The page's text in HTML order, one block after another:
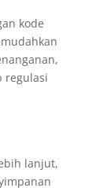
kode
regulasi
lanjut,